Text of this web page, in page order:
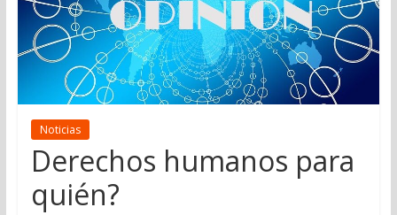
Noticias
Derechos humanos para
quién?